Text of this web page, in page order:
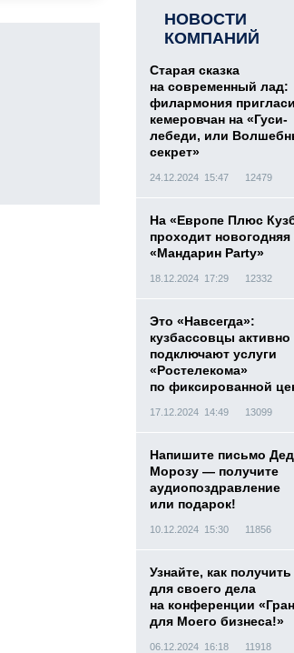
НОВОСТИ
КОМПАНИЙ
Старая сказка
на современный лад:
филармония
кемеровчан на «Гуси-
лебеди, или
секрет»
24.12.2024 15:47 12479
На «Европе Плюс
проходит новогодняя
«Мандарин Party»
18.12.2024 17:29 12332
Это «Навсегда»:
кузбассовцы активно
подключают услуги
«Ростелекома»
по фиксированной
17.12.2024 14:49 13099
Напишите письмо
Морозу — получите
аудиопоздравление
или подарок!
10.12.2024 15:30 11856
Узнайте, как получить
для своего дела
на конференции
для Моего бизнеса!»
06.12.2024 16:18 11918